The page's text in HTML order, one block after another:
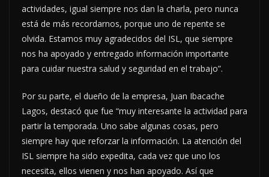
actividades, igual siempre nos dan la charla, pero nunca
está de más recordarnos, porque uno de repente se
olvida. Estamos muy agradecidos del ISL, que siempre
nos ha apoyado y entregado información importante
para cuidar nuestra salud y seguridad en el trabajo”.
Por su parte, el dueño de la empresa, Juan Ibacache
Lagos, destacó que fue “muy interesante la actividad para
partir la temporada. Uno sabe algunas cosas, pero
siempre hay que reforzar la información. La atención del
ISL siempre ha sido expedita, cada vez que uno los
necesita, ellos vienen y nos han apoyado. Así que